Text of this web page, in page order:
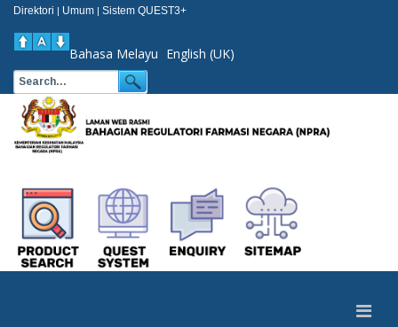
Direktori | Umum | Sistem QUEST3+
Bahasa Melayu English (UK)